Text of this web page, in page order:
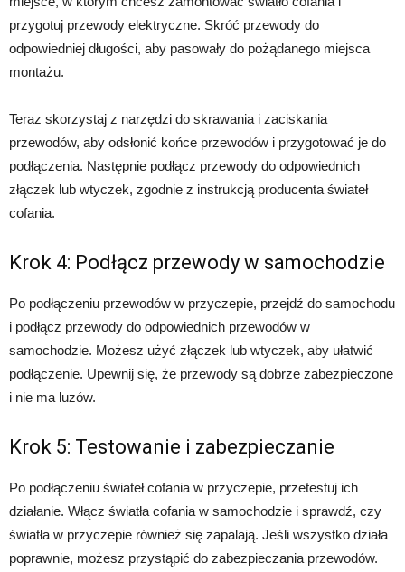
przygotuj przewody elektryczne. Skróć przewody do
odpowiedniej długości, aby pasowały do pożądanego miejsca
montażu.
Teraz skorzystaj z narzędzi do skrawania i zaciskania
przewodów, aby odsłonić końce przewodów i przygotować je do
podłączenia. Następnie podłącz przewody do odpowiednich
złączek lub wtyczek, zgodnie z instrukcją producenta świateł
cofania.
Krok 4: Podłącz przewody w samochodzie
Po podłączeniu przewodów w przyczepie, przejdź do samochodu
i podłącz przewody do odpowiednich przewodów w
samochodzie. Możesz użyć złączek lub wtyczek, aby ułatwić
podłączenie. Upewnij się, że przewody są dobrze zabezpieczone
i nie ma luzów.
Krok 5: Testowanie i zabezpieczanie
Po podłączeniu świateł cofania w przyczepie, przetestuj ich
działanie. Włącz światła cofania w samochodzie i sprawdź, czy
światła w przyczepie również się zapalają. Jeśli wszystko działa
poprawnie, możesz przystąpić do zabezpieczania przewodów.